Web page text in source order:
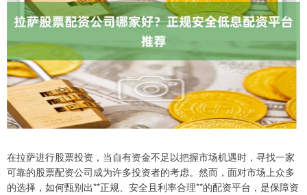
在拉萨进行股票投资，当自有资金不足以把握市场机遇时，寻找一家
可靠的股票配资公司成为许多投资者的考虑。然而，面对市场上众多
的选择，如何甄别出**正规、安全且利率合理**的配资平台，是保障资